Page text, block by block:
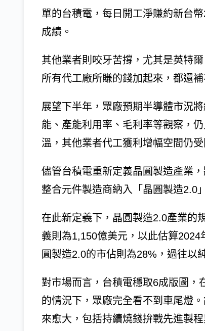
單的台積電，每日開工淨賺約新台
成績。
其他業者則咬牙苦撐，尤其是英特
所有代工廠所賺的錢加起來，都還
展望下半年，眾廠預期半導體市況
能、產能利用率、毛利率等觀察，
溫，其他業者代工獲利增幅空間仍受
儘管台積電重新定義晶圓製造產業
整合元件製造商納入「晶圓製造2.0
在此新定義下，晶圓製造2.0產業的
義則為1,150億美元，以此估算
圓製造2.0的市佔則為28%，過往以
對市場而言，台積電穩取6成版圖，
的情況下，眾廠完全看不到車尾燈
來愈大，包括持續燒錢拚戰先進製